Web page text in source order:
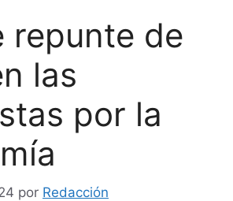
repunte de
las
por la
por Redacción